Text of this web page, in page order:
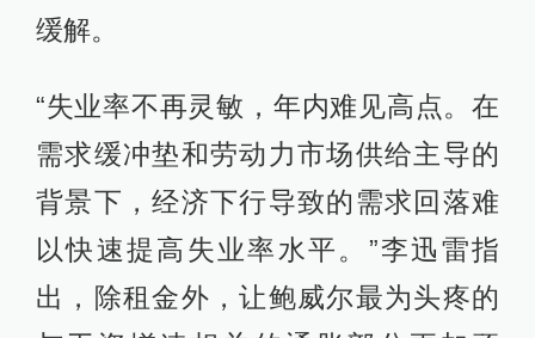
缓解。
“失业率不再灵敏，年内难见高点。在
需求缓冲垫和劳动力市场供给主导的
背景下，经济下行导致的需求回落难
以快速提高失业率水平。”李迅雷指
出，除租金外，让鲍威尔最为头疼的